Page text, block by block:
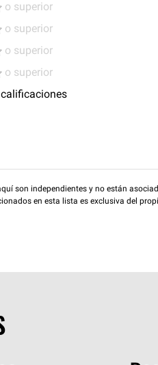
o superior
o superior
o superior
o superior
son independientes y no están
en esta lista es exclusiva del